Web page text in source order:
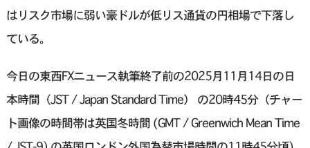
はリスク市場に弱い豪ドルが低リス通貨の円相場で下落し
ている。
今日の東西FXニュース執筆終了前の2025月11月14日の日
本時間（JST / Japan Standard Time） の20時45分（チャー
ト画像の時間帯は英国冬時間 (GMT / Greenwich Mean Time